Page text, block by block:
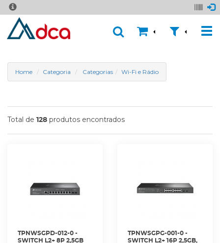
Home Categoria Categorias Wi-Fi e Rádio
Total de 128 produtos encontrados
TPNWSGPD-012-0 -
SWITCH L2+ 8P 2,5GB
TPNWSGPG-001-0 -
SWITCH L2+ 16P 2,5GB,